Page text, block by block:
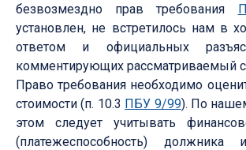
безвозмездно прав требования
установлен, не встретилось нам в
ответом и официальных
комментирующих рассматриваемый
Право требования необходимо
стоимости (п. 10.3 ПБУ 9/99). По
этом следует учитывать
(платежеспособность) должника